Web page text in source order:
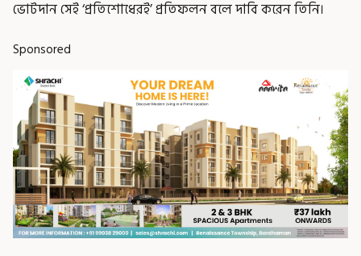
ভোটদান সেই ‘প্রতিশোধেরই’ প্রতিফলন বলে দাবি করেন তিনি।
Sponsored